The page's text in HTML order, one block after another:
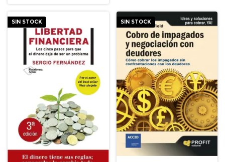
SIN STOCK SIN STOCK